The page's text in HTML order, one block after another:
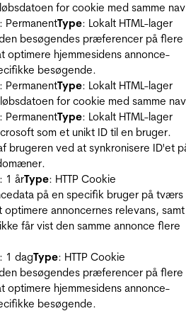
for cookie med samme
: PermanentType: Lokalt HTML-lager
besøgendes præferencer på flere
optimere hjemmesidens annonce-
besøgende.
: PermanentType: Lokalt HTML-lager
for cookie med samme
: PermanentType: Lokalt HTML-lager
som et unikt ID til en bruger.
brugeren ved at synkronisere ID'et
: 1 årType: HTTP Cookie
på en specifik bruger på tværs
optimere annoncernes relevans, samt
får vist den samme annonce flere
: 1 dagType: HTTP Cookie
besøgendes præferencer på flere
optimere hjemmesidens annonce-
besøgende.